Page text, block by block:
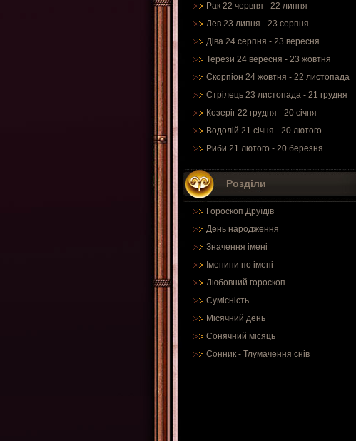
Рак 22 червня - 22 липня
Лев 23 липня - 23 серпня
Діва 24 серпня - 23 вересня
Терези 24 вересня - 23 жовтня
Скорпіон 24 жовтня - 22 листопада
Стрілець 23 листопада - 21 грудня
Козеріг 22 грудня - 20 січня
Водолій 21 січня - 20 лютого
Риби 21 лютого - 20 березня
Розділи
Гороскоп Друїдів
День народження
Значення імені
Іменини по імені
Любовний гороскоп
Сумісність
Місячний день
Сонячний місяць
Сонник - Тлумачення снів